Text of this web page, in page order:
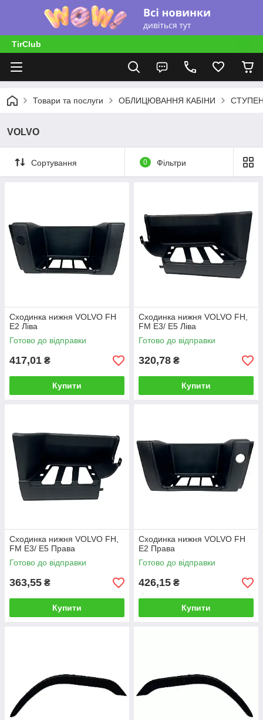
TirClub
Товари та послуги ОБЛИЦЮВАННЯ КАБІНИ
VOLVO
Сортування 0 Фільтри
Сходинка нижня VOLVO FH
E2 Ліва
Готово до відправки
417,01 ₴
Купити
Сходинка нижня VOLVO FH,
FM E3/ E5 Ліва
Готово до відправки
320,78 ₴
Купити
Сходинка нижня VOLVO FH,
FM E3/ E5 Права
Готово до відправки
363,55 ₴
Купити
Сходинка нижня VOLVO FH
E2 Права
Готово до відправки
426,15 ₴
Купити